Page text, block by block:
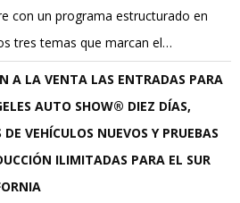
con un programa estructurado en
tres temas que marcan el…
A LA VENTA LAS ENTRADAS PARA
AUTO SHOW® DIEZ DÍAS,
DE VEHÍCULOS NUEVOS Y PRUEBAS
ILIMITADAS PARA EL SUR